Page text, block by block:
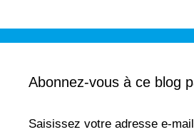
Abonnez-vous à ce blog
Saisissez votre adresse e-